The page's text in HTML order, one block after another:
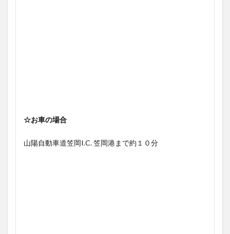
☆お車の場合
山陽自動車道笠岡I.C. 笠岡港まで約１０分